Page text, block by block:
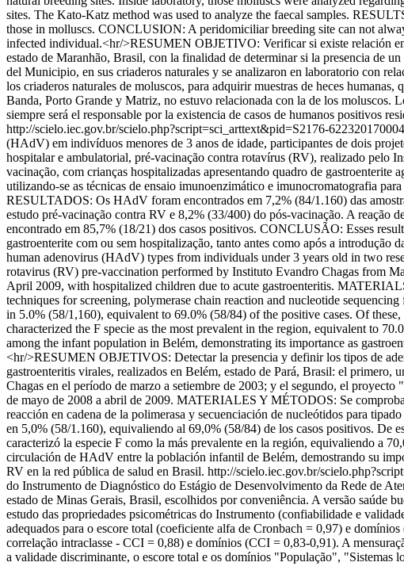
sites. The Kato-Katz method was used to analyze the faecal samples.
those in molluscs. CONCLUSION: A peridomiciliar breeding site can not
infected individual.<hr/>RESUMEN OBJETIVO: Verificar si existe relación
estado de Maranhão, Brasil, con la finalidad de determinar si la presencia de
del Municipio, en sus criaderos naturales y se analizaron en laboratorio con
los criaderos naturales de moluscos, para adquirir muestras de heces
Banda, Porto Grande y Matriz, no estuvo relacionada con la de los
siempre será el responsable por la existencia de casos de humanos positivos
http://scielo.iec.gov.br/scielo.php?script=sci_arttext&pid=S2176-
(HAdV) em indivíduos menores de 3 anos de idade, participantes de dois
hospitalar e ambulatorial, pré-vacinação contra rotavírus (RV), realizado pelo
vacinação, com crianças hospitalizadas apresentando quadro de
utilizando-se as técnicas de ensaio imunoenzimático e imunocromatografia
RESULTADOS: Os HAdV foram encontrados em 7,2% (84/1.160) das
estudo pré-vacinação contra RV e 8,2% (33/400) do pós-vacinação. A reação
encontrado em 85,7% (18/21) dos casos positivos. CONCLUSÃO: Esses
gastroenterite com ou sem hospitalização, tanto antes como após a
human adenovirus (HAdV) types from individuals under 3 years old in two
rotavirus (RV) pre-vaccination performed by Instituto Evandro Chagas from
April 2009, with hospitalized children due to acute gastroenteritis.
techniques for screening, polymerase chain reaction and nucleotide
in 5.0% (58/1,160), equivalent to 69.0% (58/84) of the positive cases. Of
characterized the F specie as the most prevalent in the region, equivalent to
among the infant population in Belém, demonstrating its importance as
<hr/>RESUMEN OBJETIVOS: Detectar la presencia y definir los tipos de
gastroenteritis virales, realizados en Belém, estado de Pará, Brasil: el
Chagas en el período de marzo a setiembre de 2003; y el segundo, el
de mayo de 2008 a abril de 2009. MATERIALES Y MÉTODOS: Se
reacción en cadena de la polimerasa y secuenciación de nucleótidos para
en 5,0% (58/1.160), equivaliendo al 69,0% (58/84) de los casos positivos. De
caracterizó la especie F como la más prevalente en la región, equivaliendo a
circulación de HAdV entre la población infantil de Belém, demostrando su
RV en la red pública de salud en Brasil. http://scielo.iec.gov.br/
do Instrumento de Diagnóstico do Estágio de Desenvolvimento da Rede de
estado de Minas Gerais, Brasil, escolhidos por conveniência. A versão saúde
estudo das propriedades psicométricas do Instrumento (confiabilidade e
adequados para o escore total (coeficiente alfa de Cronbach = 0,97) e
correlação intraclasse - CCI = 0,88) e domínios (CCI = 0,83-0,91). A
a validade discriminante, o escore total e os domínios "População",